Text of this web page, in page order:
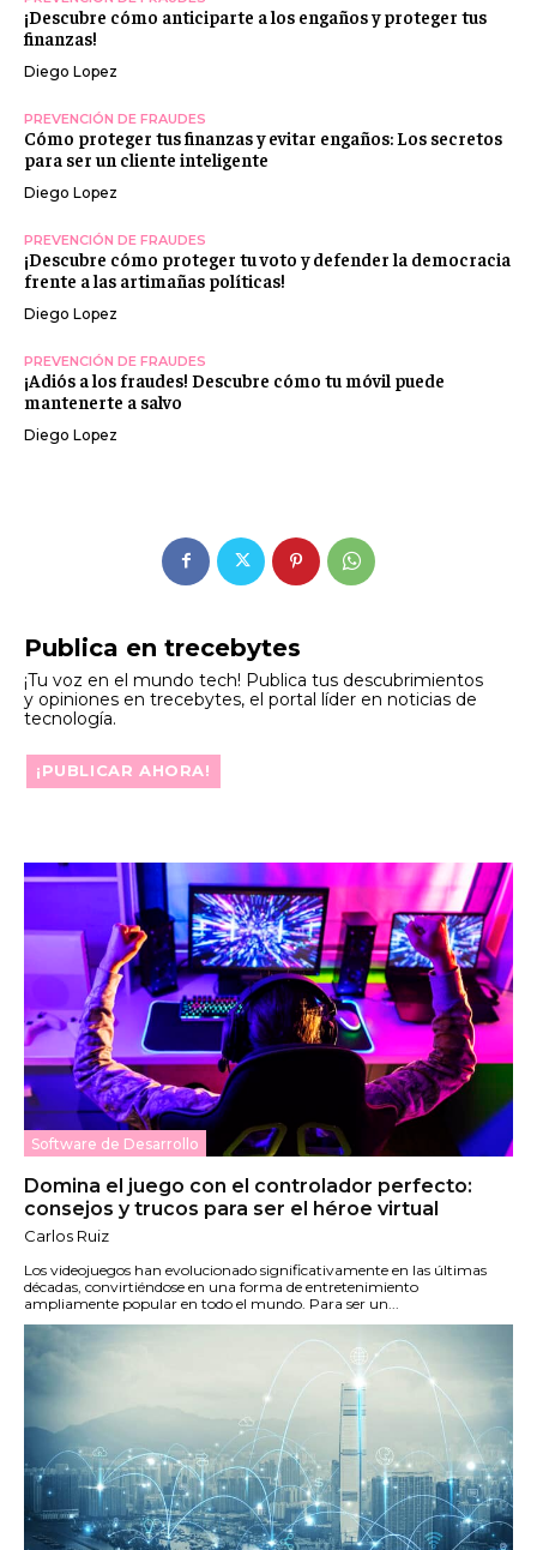
Publica en trecebytes
¡Tu voz en el mundo tech! Publica tus descubrimientos
y opiniones en trecebytes, el portal líder en noticias de
tecnología.
¡PUBLICAR AHORA!
Software de Desarrollo
Domina el juego con el controlador perfecto:
consejos y trucos para ser el héroe virtual
Carlos Ruiz
Los videojuegos han evolucionado significativamente en las últimas
décadas, convirtiéndose en una forma de entretenimiento
ampliamente popular en todo el mundo. Para ser un...
¡Descubre cómo anticiparte a los engaños y proteger tus
finanzas!
Diego Lopez
PREVENCIÓN DE FRAUDES
Cómo proteger tus finanzas y evitar engaños: Los secretos
para ser un cliente inteligente
Diego Lopez
PREVENCIÓN DE FRAUDES
¡Descubre cómo proteger tu voto y defender la democracia
frente a las artimañas políticas!
Diego Lopez
PREVENCIÓN DE FRAUDES
¡Adiós a los fraudes! Descubre cómo tu móvil puede
mantenerte a salvo
Diego Lopez